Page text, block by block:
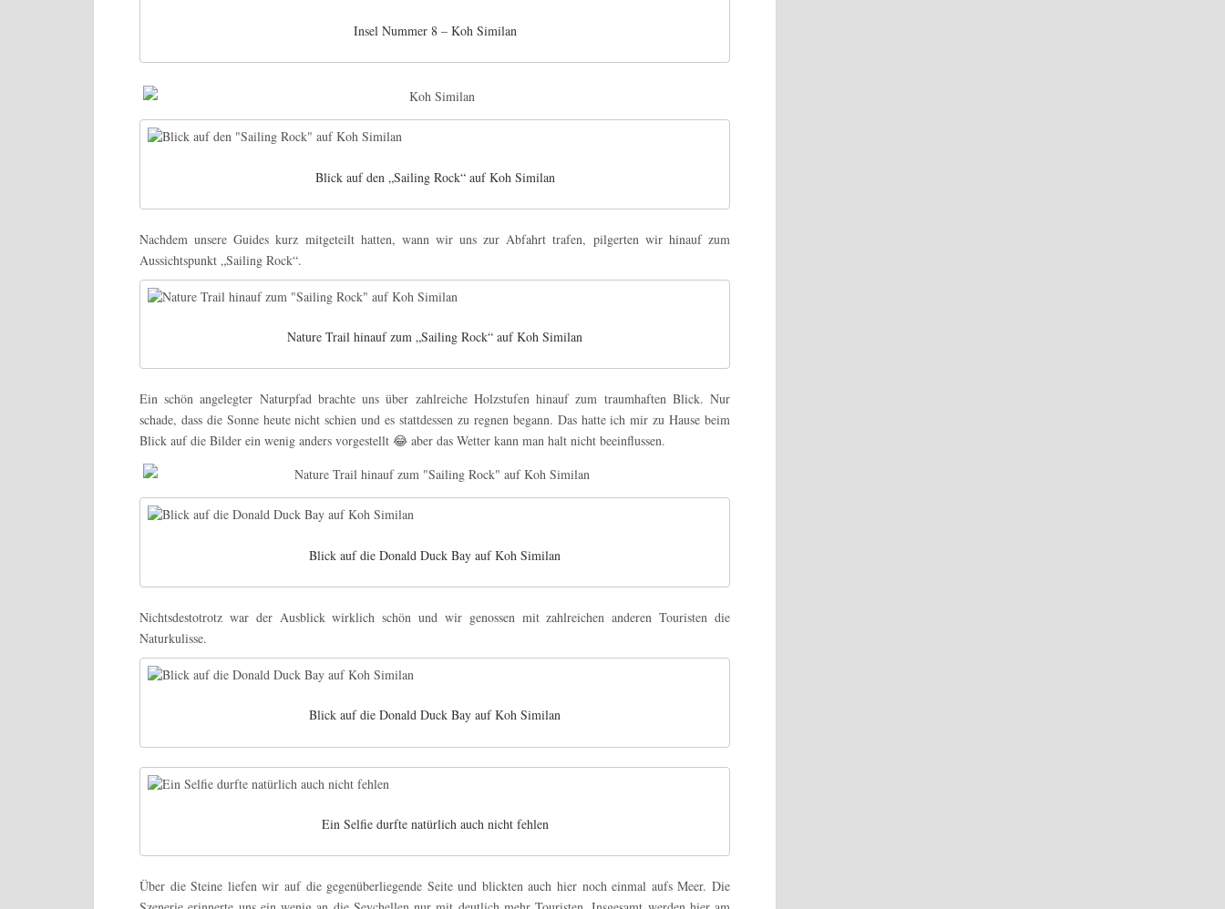
Insel Nummer 8 – Koh Similan
Blick auf den „Sailing Rock“ auf Koh Similan
Nachdem unsere Guides kurz mitgeteilt hatten, wann wir uns zur Abfahrt trafen, pilgerten wir hinauf zum
Aussichtspunkt „Sailing Rock“.
Nature Trail hinauf zum „Sailing Rock“ auf Koh Similan
Ein schön angelegter Naturpfad brachte uns über zahlreiche Holzstufen hinauf zum traumhaften Blick. Nur
schade, dass die Sonne heute nicht schien und es stattdessen zu regnen begann. Das hatte ich mir zu Hause beim
Blick auf die Bilder ein wenig anders vorgestellt 😂 aber das Wetter kann man halt nicht beeinflussen.
Blick auf die Donald Duck Bay auf Koh Similan
Nichtsdestotrotz war der Ausblick wirklich schön und wir genossen mit zahlreichen anderen Touristen die
Naturkulisse.
Blick auf die Donald Duck Bay auf Koh Similan
Ein Selfie durfte natürlich auch nicht fehlen
Über die Steine liefen wir auf die gegenüberliegende Seite und blickten auch hier noch einmal aufs Meer. Die